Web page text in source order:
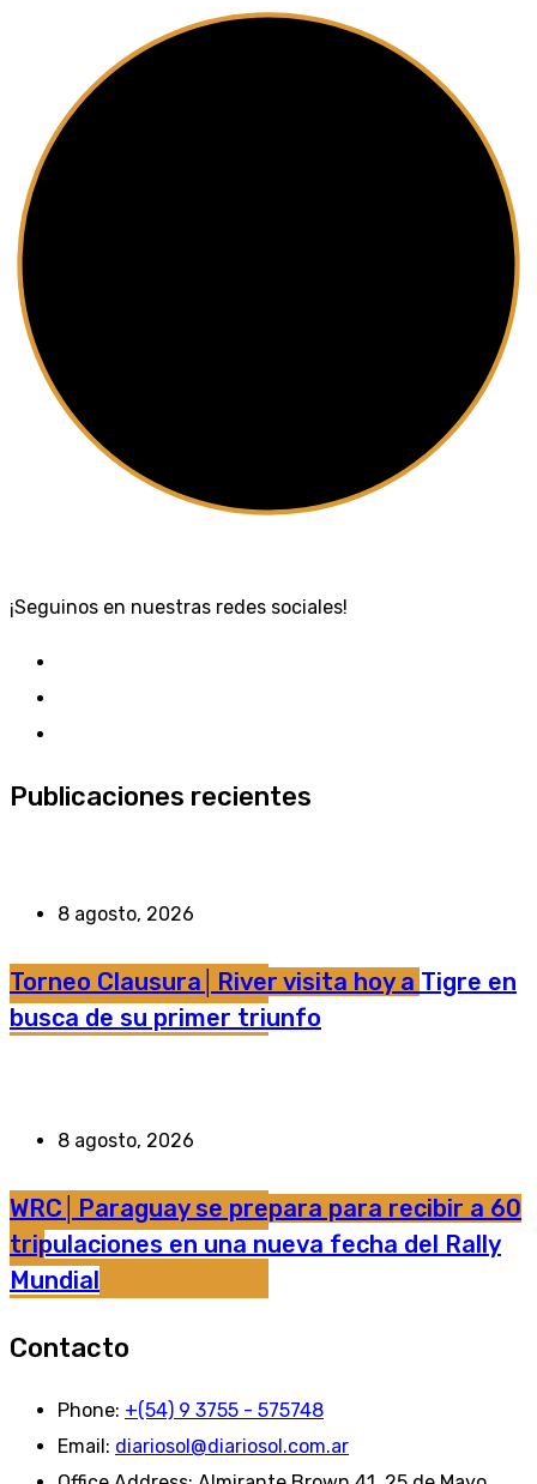
¡Seguinos en nuestras redes sociales!
Publicaciones recientes
8 agosto, 2026
Torneo Clausura│River visita hoy a Tigre en
busca de su primer triunfo
8 agosto, 2026
WRC│Paraguay se prepara para recibir a 60
tripulaciones en una nueva fecha del Rally
Mundial
Contacto
Phone: +(54) 9 3755 - 575748
Email: diariosol@diariosol.com.ar